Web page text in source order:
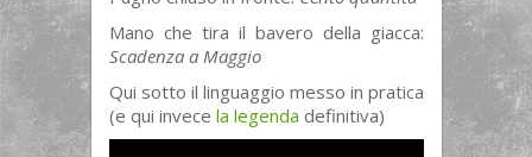
Mano che tira il bavero della giacca:
Scadenza a Maggio
Qui sotto il linguaggio messo in pratica
(e qui invece la legenda definitiva)